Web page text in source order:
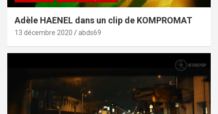
Adèle HAENEL dans un clip de KOMPROMAT
13 décembre 2020 abds69